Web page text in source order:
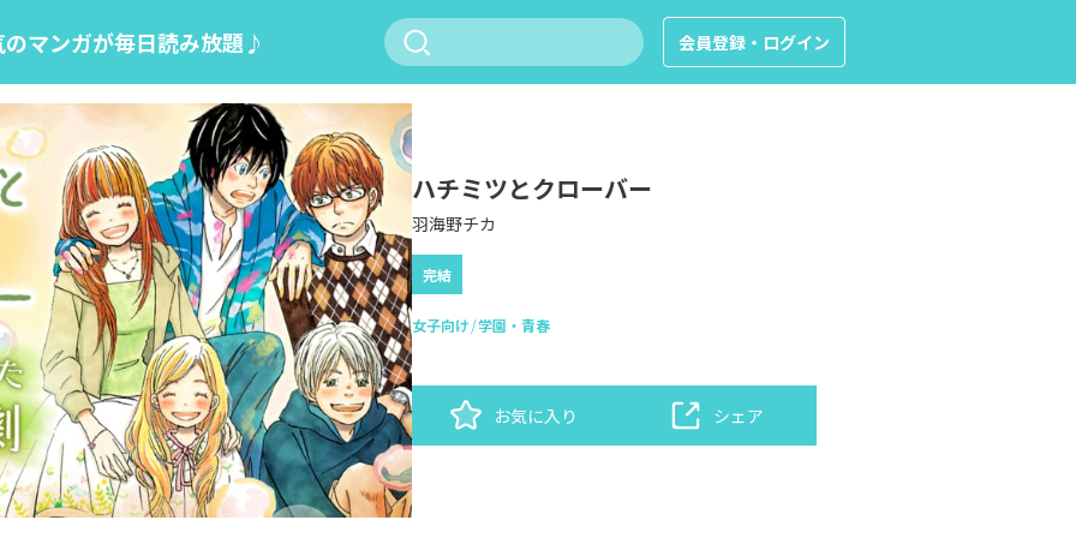
のマンガが毎日読み放題♪ 会員登録・ログイン
ハチミツとクローバー
羽海野チカ
完結
女子向け 学園・青春
お気に入り シェア